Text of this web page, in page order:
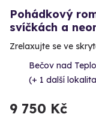
Pohádkový
svíčkách a
Zrelaxujte se ve
Bečov nad
(+ 1 další
9 750 Kč